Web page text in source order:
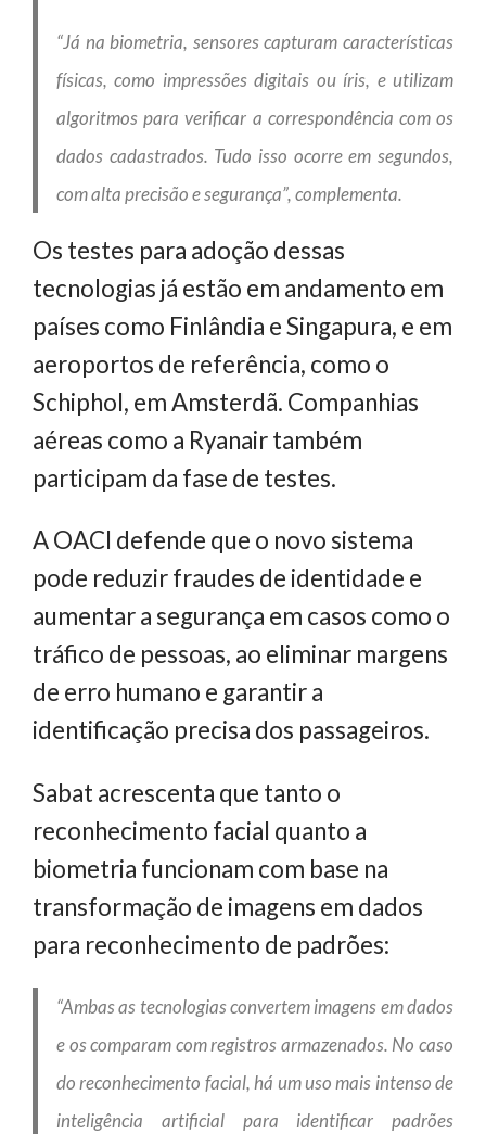
“Já na biometria, sensores capturam características
físicas, como impressões digitais ou íris, e utilizam
algoritmos para verificar a correspondência com os
dados cadastrados. Tudo isso ocorre em segundos,
com alta precisão e segurança”, complementa.
Os testes para adoção dessas
tecnologias já estão em andamento em
países como Finlândia e Singapura, e em
aeroportos de referência, como o
Schiphol, em Amsterdã. Companhias
aéreas como a Ryanair também
participam da fase de testes.
A OACI defende que o novo sistema
pode reduzir fraudes de identidade e
aumentar a segurança em casos como o
tráfico de pessoas, ao eliminar margens
de erro humano e garantir a
identificação precisa dos passageiros.
Sabat acrescenta que tanto o
reconhecimento facial quanto a
biometria funcionam com base na
transformação de imagens em dados
para reconhecimento de padrões:
“Ambas as tecnologias convertem imagens em dados
e os comparam com registros armazenados. No caso
do reconhecimento facial, há um uso mais intenso de
inteligência artificial para identificar padrões